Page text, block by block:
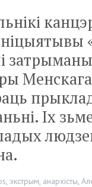
Іх
, экстрым, анархісты,